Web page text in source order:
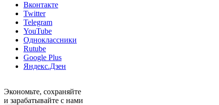
Вконтакте
Twitter
Telegram
YouTube
Одноклассники
Rutube
Google Plus
Яндекс.Дзен
Экономьте, сохраняйте
и зарабатывайте с нами